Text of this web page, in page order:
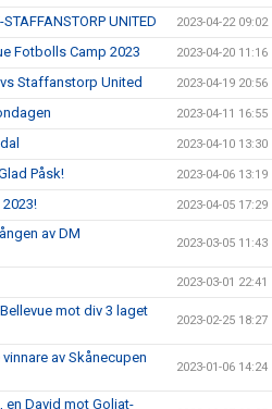
UNITED 2023-04-22 09:02
Fotbolls Camp 2023 2023-04-20 11:16
vs Staffanstorp United 2023-04-19 20:56
2023-04-11 16:55
2023-04-10 13:30
Påsk! 2023-04-06 13:19
2023! 2023-04-05 17:29
av DM
2023-03-05 11:43
2023-03-01 22:41
mot div 3 laget
2023-02-25 18:27
av Skånecupen
2023-01-06 14:24
en David mot Goliat-